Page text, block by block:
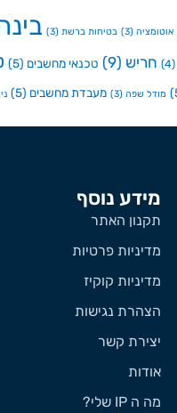
אוטומציה (3) בטיחות ברשת (3)
(4) חריש (9) טכנאי מחשבים (5)
מודל שפה (3) מעבדת מחשבים (5)
מידע נוסף
תקנון האתר
מדיניות פרטיות
מדיניות קוקיז
הצהרת נגישות
יצירת קשר
אודות
מה ה IP שלי?